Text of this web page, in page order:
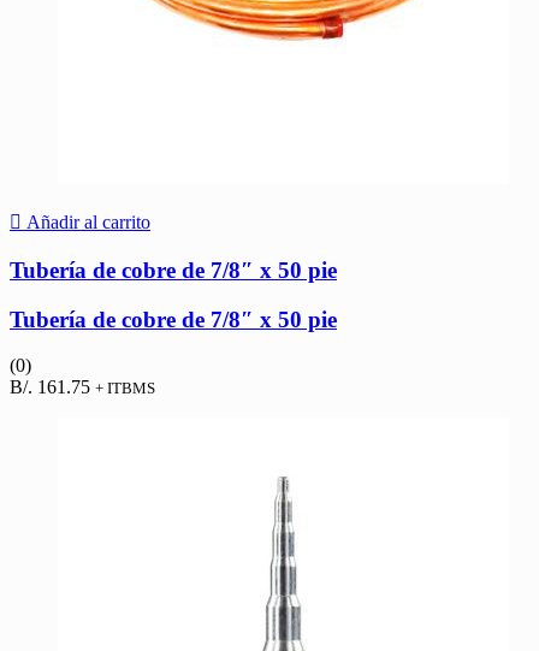
Añadir al carrito
Tubería de cobre de 7/8″ x 50 pie
Tubería de cobre de 7/8″ x 50 pie
(0)
B/. 161.75 + ITBMS